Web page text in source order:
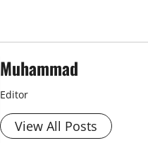
Muhammad
Editor
View All Posts